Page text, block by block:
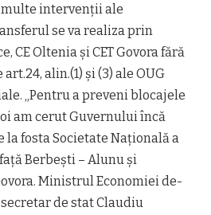
multe intervenţii ale
se va realiza prin
Oltenia şi CET Govora fără
alin.(1) şi (3) ale OUG
„Pentru a preveni blocajele
am cerut Guvernului încă
la fosta Societate Naţională a
Berbeşti – Alunu şi
Ministrul Economiei de-
de stat Claudiu